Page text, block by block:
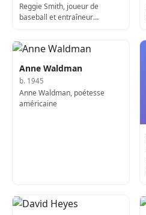
Reggie Smith, joueur de
baseball et entraîneur
Anne Waldman
b. 1945
Anne Waldman, poétesse
américaine